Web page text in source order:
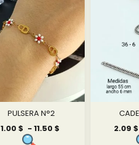
PULSERA N°2
1.00 $ - 11.50 $
2.09 $